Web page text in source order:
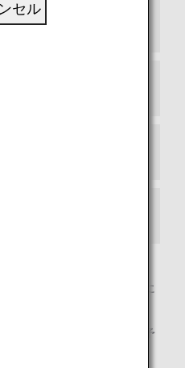
ご本人がご利用になった便に
、大人運賃同様、航空券の予
セル